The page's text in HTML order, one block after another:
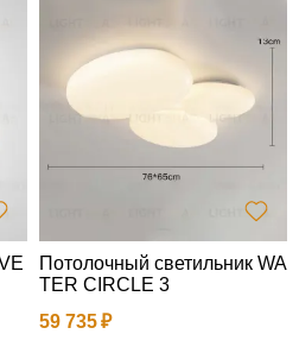
Потолочный светильник WA
TER CIRCLE 3
59 735